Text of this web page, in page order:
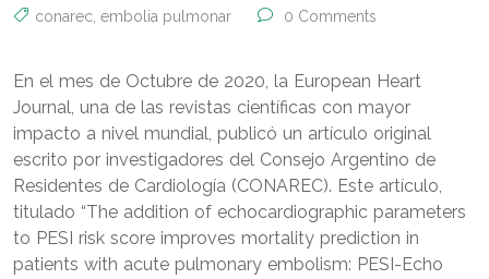
conarec, embolia pulmonar 0 Comments
En el mes de Octubre de 2020, la European Heart
Journal, una de las revistas científicas con mayor
impacto a nivel mundial, publicó un artículo original
escrito por investigadores del Consejo Argentino de
Residentes de Cardiología (CONAREC). Este artículo,
titulado “The addition of echocardiographic parameters
to PESI risk score improves mortality prediction in
patients with acute pulmonary embolism: PESI-Echo